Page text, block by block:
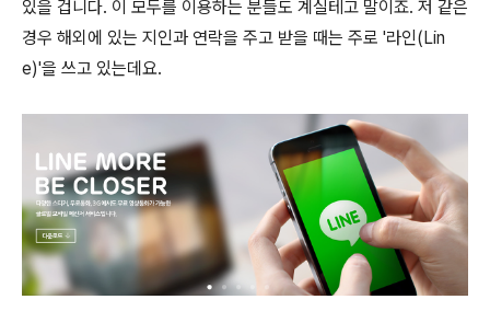
있을 겁니다. 이 모두를 이용하는 분들도 계실테고 말이죠. 저 같은
경우 해외에 있는 지인과 연락을 주고 받을 때는 주로 '라인(Lin
e)'을 쓰고 있는데요.